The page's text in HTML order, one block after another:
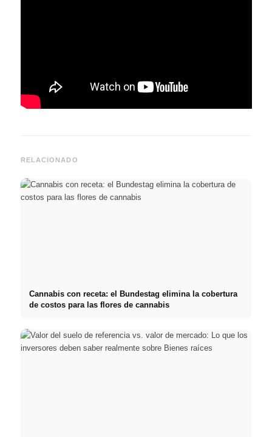
RELACIONADO
Cannabis con receta: el Bundestag elimina la cobertura
de costos para las flores de cannabis